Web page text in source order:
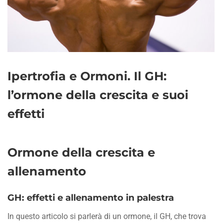
Ipertrofia e Ormoni. Il GH:
l’ormone della crescita e suoi
effetti
Ormone della crescita e
allenamento
GH: effetti e allenamento in palestra
In questo articolo si parlerà di un ormone, il GH, che trova